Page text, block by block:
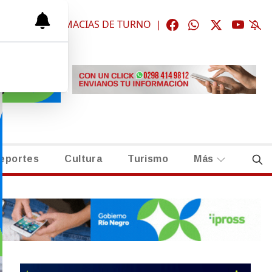
| FARMACIAS DE TURNO |
Cultura Turismo Más